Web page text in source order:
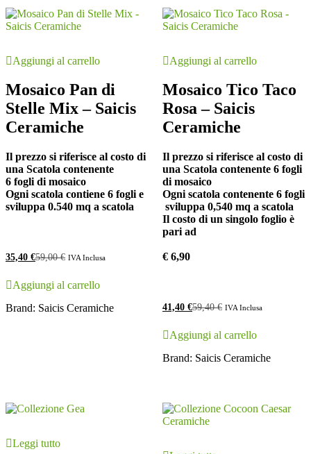
Aggiungi al carrello
Mosaico Pan di
Stelle Mix – Saicis
Ceramiche
Il prezzo si riferisce al costo di
una Scatola contenente
6 fogli di mosaico
Ogni scatola contiene 6 fogli e
sviluppa 0.540 mq a scatola
35,40 €59,00€ IVA Inclusa
Aggiungi al carrello
Brand: Saicis Ceramiche
Aggiungi al carrello
Mosaico Tico Taco
Rosa – Saicis
Ceramiche
Il prezzo si riferisce al costo di
una Scatola contenente 6 fogli
di mosaico
Ogni scatola contenente 6 fogli
sviluppa 0,540 mq a scatola
Il costo di un singolo foglio è
pari ad
€ 6,90
41,40 €59,40€ IVA Inclusa
Aggiungi al carrello
Brand: Saicis Ceramiche
Leggi tutto